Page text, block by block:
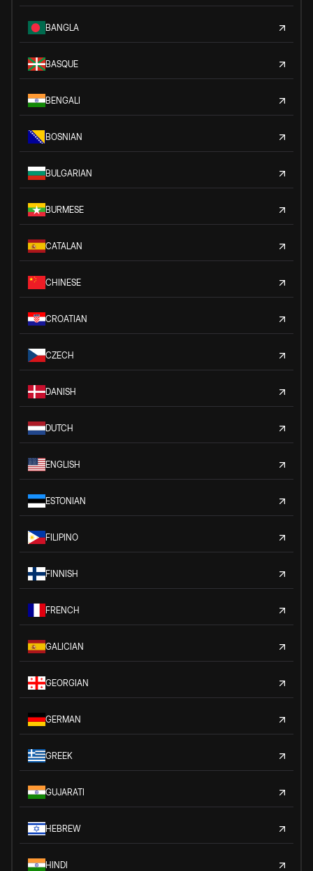
BANGLA
BASQUE
BENGALI
BOSNIAN
BULGARIAN
BURMESE
CATALAN
CHINESE
CROATIAN
CZECH
DANISH
DUTCH
ENGLISH
ESTONIAN
FILIPINO
FINNISH
FRENCH
GALICIAN
GEORGIAN
GERMAN
GREEK
GUJARATI
HEBREW
HINDI